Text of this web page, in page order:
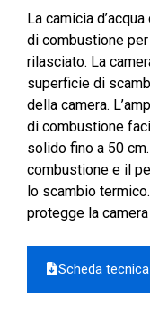
La camicia
di combustione
rilasciato. La
superficie di
della camera.
di combustione
solido fino a 50
combustione e il
lo scambio
protegge la
Scheda tecnica